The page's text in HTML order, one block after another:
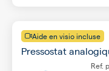
Aide en visio incluse
Pressostat
Ref.